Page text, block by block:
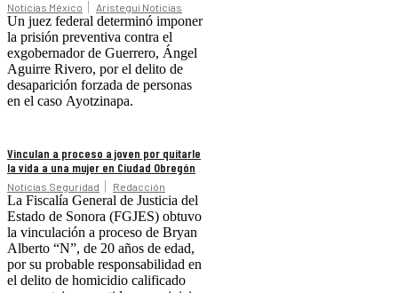
Noticias México Aristegui Noticias
Un juez federal determinó imponer
la prisión preventiva contra el
exgobernador de Guerrero, Ángel
Aguirre Rivero, por el delito de
desaparición forzada de personas
en el caso Ayotzinapa.
Vinculan a proceso a joven por quitarle
la vida a una mujer en Ciudad Obregón
Noticias Seguridad Redacción
La Fiscalía General de Justicia del
Estado de Sonora (FGJES) obtuvo
la vinculación a proceso de Bryan
Alberto “N”, de 20 años de edad,
por su probable responsabilidad en
el delito de homicidio calificado